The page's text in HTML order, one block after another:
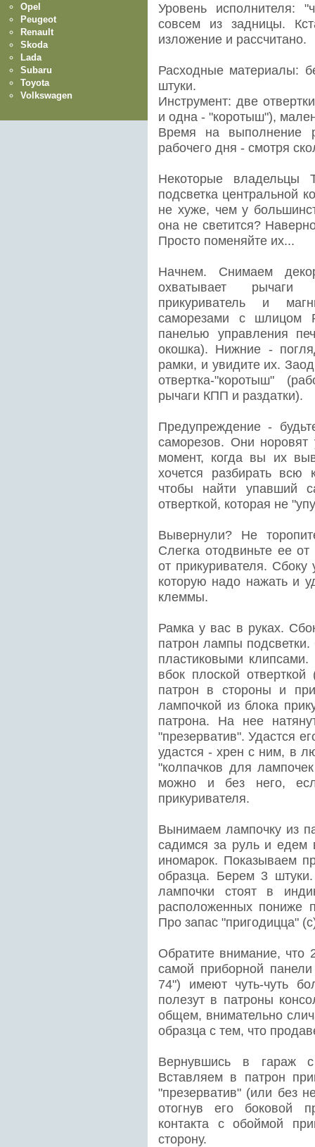
Уровень исполнителя:
совсем из задницы.
изложение и рассчитано.
Расходные материалы:
штуки.
Инструмент: две
и одна - "коротыш"),
Время на выполнение
рабочего дня - смотря
Некоторые владельцы
подсветка центральной
не хуже, чем у
она не светится?
Просто поменяйте их...
Начнем. Снимаем
охватывает рычаги
прикуриватель и
саморезами с шлицом
панелью управления
окошка). Нижние -
рамки, и увидите их.
отвертка-"коротыш"
рычаги КПП и раздатки).
Предупреждение -
саморезов. Они норовят
момент, когда вы их
хочется разбирать всю
чтобы найти упавший
отверткой, которая не
Вывернули? Не
Слегка отодвиньте ее
от прикуривателя. Сбоку
которую надо нажать и
клеммы.
Рамка у вас в руках.
патрон лампы
пластиковыми
вбок плоской
патрон в стороны и
лампочкой из блока
патрона. На нее
"презерватив". Удастся
удастся - хрен с ним, в
"колпачков для
можно и без него,
прикуривателя.
Вынимаем лампочку из
садимся за руль и едем
иномарок. Показываем
образца. Берем 3
лампочки стоят в
расположенных пониже
Про запас "пригодицца"
Обратите внимание, что
самой приборной
74") имеют чуть-чуть
полезут в патроны
общем, внимательно
образца с тем, что
Вернувшись в гараж
Вставляем в патрон
"презерватив" (или без
отогнув его боковой
контакта с обоймой
сторону.
Opel
Peugeot
Renault
Skoda
Lada
Subaru
Toyota
Volkswagen